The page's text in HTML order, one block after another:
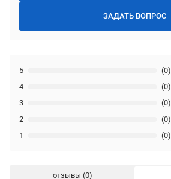
ЗАДАТЬ ВОПРОС
1 (0)
2 (0)
3 (0)
4 (0)
5 (0)
отзывы